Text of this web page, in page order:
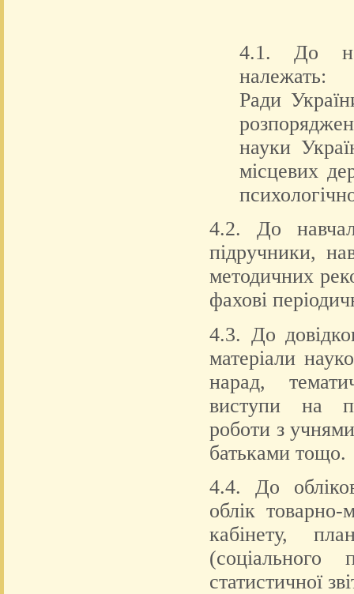
4.1. До
Ради
науки
місцевих
4.2. До
підручники,
методичних
фахові
4.3. До
матеріали
нарад,
виступи на
роботи з
батьками тощо.
4.4. До
облік товарно-
кабінету,
статистичної